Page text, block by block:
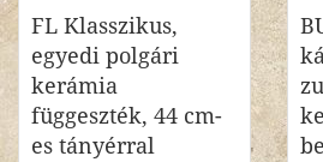
FL Klasszikus,
egyedi polgári
kerámia
függeszték, 44 cm-
es tányérral